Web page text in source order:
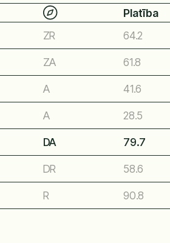
Platība
ZR 64.2
ZA 61.8
A 41.6
A 28.5
DA 79.7
DR 58.6
R 90.8